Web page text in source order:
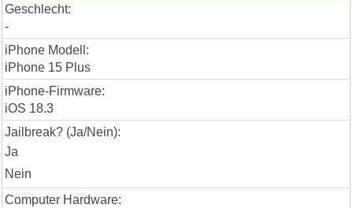
Geschlecht:
-
iPhone Modell:
iPhone 15 Plus
iPhone-Firmware:
iOS 18.3
Jailbreak? (Ja/Nein):
Ja
Nein
Computer Hardware: